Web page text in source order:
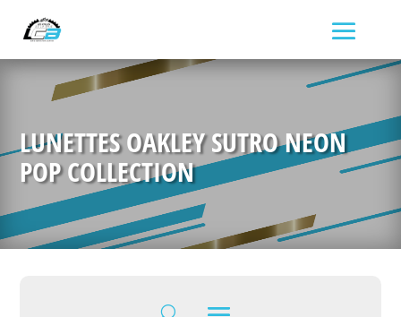
LUNETTES OAKLEY SUTRO NEON
POP COLLECTION